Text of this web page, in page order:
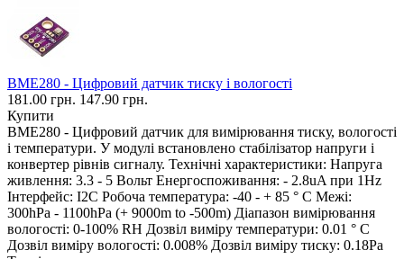
BME280 - Цифровий датчик тиску і вологості
181.00 грн. 147.90 грн.
Купити
BME280 - Цифровий датчик для вимірювання тиску, вологості
і температури. У модулі встановлено стабілізатор напруги і
конвертер рівнів сигналу. Технічні характеристики: Напруга
живлення: 3.3 - 5 Вольт Енергоспоживання: - 2.8uA при 1Hz
Інтерфейс: I2C Робоча температура: -40 - + 85 ° C Межі:
300hPa - 1100hPa (+ 9000m to -500m) Діапазон вимірювання
вологості: 0-100% RH Дозвіл виміру температури: 0.01 ° C
Дозвіл виміру вологості: 0.008% Дозвіл виміру тиску: 0.18Pa